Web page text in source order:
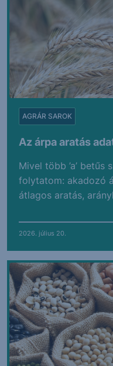
Az árpa aratás
AGRÁR SAROK
Mivel több ’a’
folytatom: akadozó
átlagos aratás,
2026. július 20.